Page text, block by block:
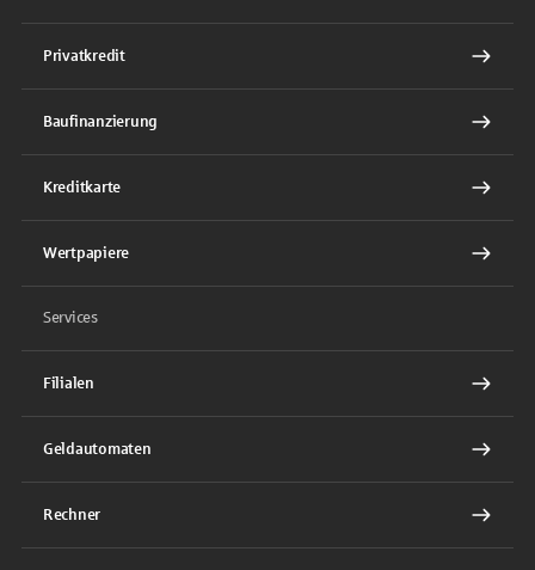
Privatkredit
Baufinanzierung
Kreditkarte
Wertpapiere
Services
Filialen
Geldautomaten
Rechner